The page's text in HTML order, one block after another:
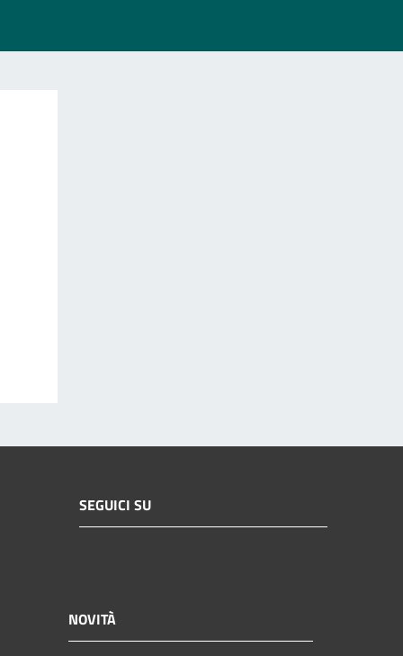
SEGUICI SU
NOVITÀ